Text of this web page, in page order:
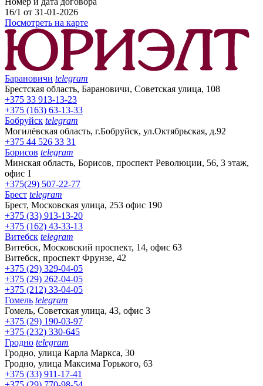
16/1 от 31-01-2026
Посмотреть на карте
Барановичи telegram
Брестская область, Барановичи, Советская улица, 108
+375 33 913-13-23
+375 (163) 63-13-33
Бобруйск telegram
Могилёвская область, г.Бобруйск, ул.Октябрьская, д.92
+375 44 526 33 31
Борисов telegram
Минская область, Борисов, проспект Революции, 56, 3 этаж,
офис 1
+375(29) 507-22-77
Брест telegram
Брест, Московская улица, 253 офис 190
+375 (33) 913-13-20
+375 (162) 43-33-13
Витебск telegram
Витебск, Московский проспект, 14, офис 63
Витебск, проспект Фрунзе, 42
+375 (29) 329-04-05
+375 (29) 262-04-05
+375 (212) 33-04-05
Гомель telegram
Гомель, Советская улица, 43, офис 3
+375 (29) 190-03-97
+375 (232) 330-645
Гродно telegram
Гродно, улица Карла Маркса, 30
Гродно, улица Максима Горького, 63
+375 (33) 911-17-41